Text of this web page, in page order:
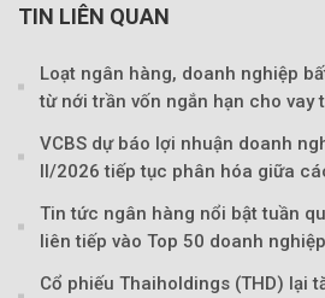
TIN LIÊN QUAN
Loạt ngân hàng, doanh nghiệp
từ nới trần vốn ngắn hạn cho vay
VCBS dự báo lợi nhuận doanh
II/2026 tiếp tục phân hóa giữa
Tin tức ngân hàng nổi bật tuần
liên tiếp vào Top 50 doanh
Cổ phiếu Thaiholdings (THD) lại